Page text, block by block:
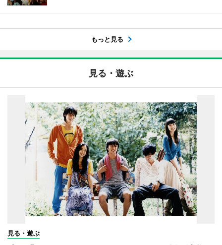
もっと見る
見る・遊ぶ
見る・遊ぶ